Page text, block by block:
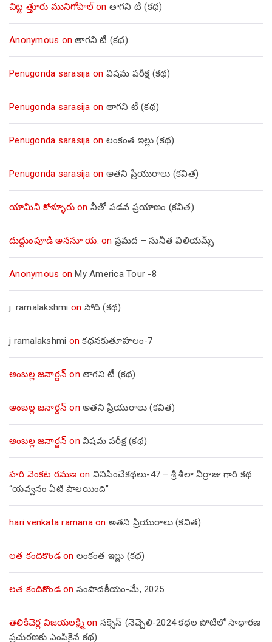
చిట్ట త్తూరు మునిగోపాల్on తాగని టీ (కథ)
Anonymous onతాగని టీ (కథ)
Penugonda sarasija on విషమ పరీక్ష (క‌థ‌)
Penugonda sarasija on తాగని టీ (కథ)
Penugonda sarasija on లంకంత ఇల్లు (కథ)
Penugonda sarasija on అతని ప్రియురాలు (కవిత)
యామిని కోళ్ళూరుon నీతో పడవ ప్రయాణం (కవిత)
దుద్దుంపూడి అనసూ య. on ప్రమద – సునీత విలియమ్స్
Anonymous onMy America Tour -8
j. ramalakshmi on సోది (కథ)
j ramalakshmi onకథనకుతూహలం-7
అంబల్ల జనార్దన్ on తాగని టీ (కథ)
అంబల్ల జనార్దన్ on అతని ప్రియురాలు (కవిత)
అంబల్ల జనార్దన్ on విషమ పరీక్ష (క‌థ‌)
హరి వెంకట రమణ on వినిపించేకథలు-47 – శ్రీ శీలా వీర్రాజు గారి కథ
“యవ్వనం ఏటి పాలయింది”
hari venkata ramanaon అతని ప్రియురాలు (కవిత)
లత కందికొండon లంకంత ఇల్లు (కథ)
లత కందికొండon సంపాదకీయం-మే, 2025
తెలికిచెర్ల విజయలక్ష్మిon సక్సెస్ (నెచ్చెలి-2024 కథల పోటీలో సాధారణ
ప్రచురణకు ఎంపికైన కథ)